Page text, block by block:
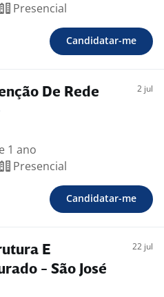
Presencial
Candidatar-me
De Rede 2 jul
1 ano
Presencial
Candidatar-me
E
- São José
22 jul